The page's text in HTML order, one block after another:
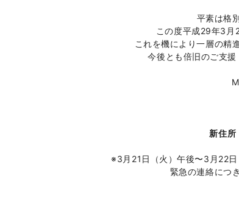
平素は格
この度平成29年3月
これを機により一層の精
今後とも倍旧のご支援
新住
※3月21日（火）午後〜3月22日
緊急の連絡につ